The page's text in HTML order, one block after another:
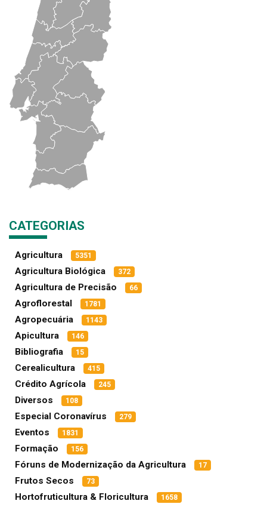
CATEGORIAS
Agricultura 5351
Agricultura Biológica 372
Agricultura de Precisão 66
Agroflorestal 1781
Agropecuária 1143
Apicultura 146
Bibliografia 15
Cerealicultura 415
Crédito Agrícola 245
Diversos 108
Especial Coronavírus 279
Eventos 1831
Formação 156
Fóruns de Modernização da Agricultura 17
Frutos Secos 73
Hortofruticultura & Floricultura 1658